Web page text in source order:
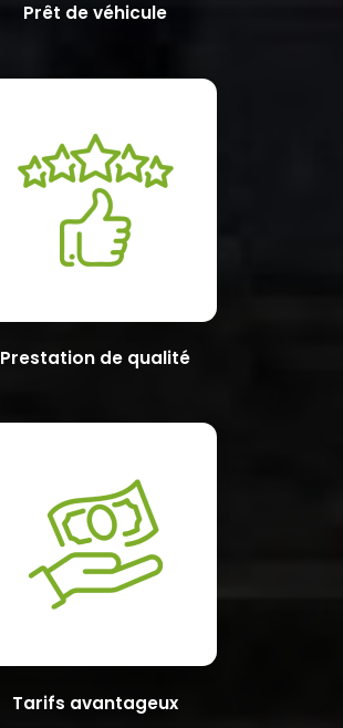
Prêt de véhicule
Prestation de qualité
Tarifs avantageux